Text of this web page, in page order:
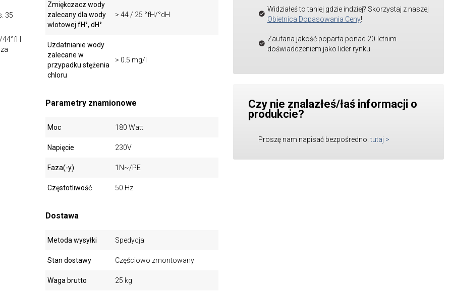
35
44°fH
Zmiękczacz wody
zalecany dla wody
wlotowej fH°, dH°
> 44 / 25 °fH/°dH
Uzdatnianie wody
zalecane w
przypadku stężenia
chloru
> 0.5 mg/l
Parametry znamionowe
Moc 180 Watt
Napięcie 230V
Faza(-y) 1N~/PE
Częstotliwość 50 Hz
Dostawa
Metoda wysyłki Spedycja
Stan dostawy Częściowo zmontowany
Waga brutto 25 kg
Widziałeś to taniej gdzie indziej? Skorzystaj z naszej
Obietnica Dopasowania Ceny!
Zaufana jakość poparta ponad 20-letnim
doświadczeniem jako lider rynku
Czy nie znalazłeś/łaś informacji o
produkcie?
Proszę nam napisać bezpośredno. tutaj >